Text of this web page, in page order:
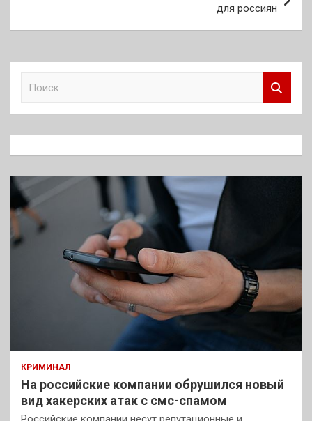
для россиян
к
КРИМИНАЛ
На российские компании обрушился новый
вид хакерских атак с смс-спамом